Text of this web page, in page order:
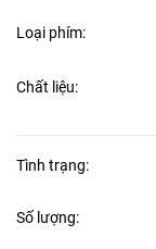
Loại phím:
Chất liệu:
Tình trạng:
Số lượng: